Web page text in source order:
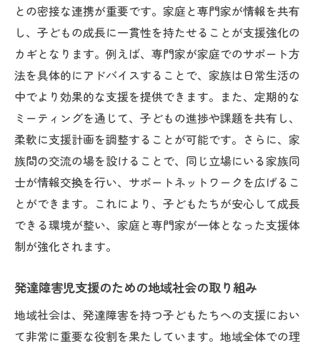
との密接な連携が重要です。家庭と専門家が情報を共有
し、子どもの成長に一貫性を持たせることが支援強化の
カギとなります。例えば、専門家が家庭でのサポート方
法を具体的にアドバイスすることで、家族は日常生活の
中でより効果的な支援を提供できます。また、定期的な
ミーティングを通じて、子どもの進捗や課題を共有し、
柔軟に支援計画を調整することが可能です。さらに、家
族間の交流の場を設けることで、同じ立場にいる家族同
士が情報交換を行い、サポートネットワークを広げるこ
とができます。これにより、子どもたちが安心して成長
できる環境が整い、家庭と専門家が一体となった支援体
制が強化されます。
発達障害児支援のための地域社会の取り組み
地域社会は、発達障害を持つ子どもたちへの支援におい
て非常に重要な役割を果たしています。地域全体での理